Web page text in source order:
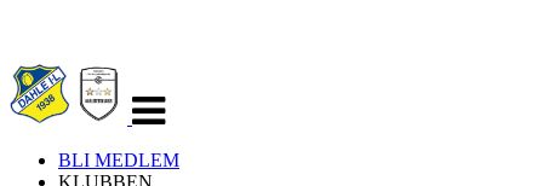
navigasjon
BLI MEDLEM
KLUBBEN